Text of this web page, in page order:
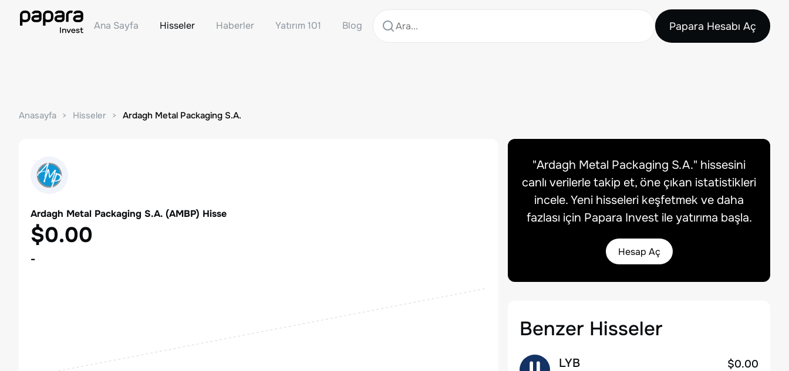
Ana Sayfa Hisseler Haberler Yatırım 101 Blog Papara Hesabı Aç
Anasayfa Hisseler Ardagh Metal Packaging S.A.
Ardagh Metal Packaging S.A. (AMBP) Hisse
$0.00
-
"Ardagh Metal Packaging S.A." hissesini
canlı verilerle takip et, öne çıkan istatistikleri
incele. Yeni hisseleri keşfetmek ve daha
fazlası için Papara Invest ile yatırıma başla.
Hesap Aç
Benzer Hisseler
LYB $0.00